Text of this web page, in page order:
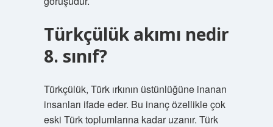
Türkçülük akımı nedir
8. sınıf?
Türkçülük, Türk ırkının üstünlüğüne inanan
insanları ifade eder. Bu inanç özellikle çok
eski Türk toplumlarına kadar uzanır. Türk